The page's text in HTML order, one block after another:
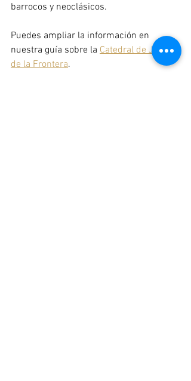
barrocos y neoclásicos.
Puedes ampliar la información en
nuestra guía sobre la Catedral de Jerez
de la Frontera.